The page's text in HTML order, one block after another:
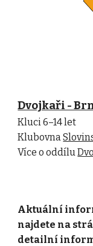
Dvojkaři -
Kluci 6–14 let
Klubovna
Více o oddílu
Aktuální
najdete na
detailní